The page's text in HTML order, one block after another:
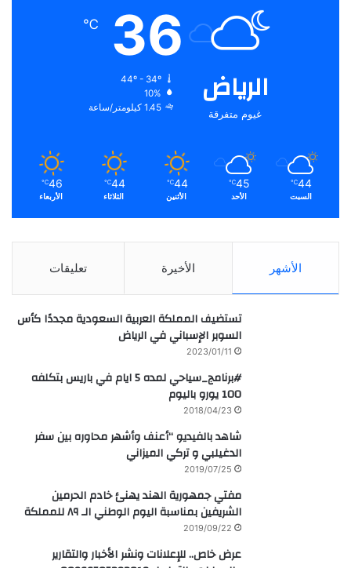
الرياض
غيوم متفرقة
36
℃
44º - 34º
10%
1.45 كيلومتر/ساعة
44
℃
السبت
45
℃
الأحد
44
℃
الأثنين
44
℃
الثلاثاء
46
℃
الأربعاء
الأشهر الأخيرة تعليقات
تستضيف المملكة العربية السعودية مجددًا كأس
السوبر الإسباني في الرياض
2023/01/11
#برنامج_سياحي لمده 5 ايام في باريس بتكلفه
100 يورو باليوم
2018/04/23
شاهد بالفيديو “أعنف وأشهر محاوره بين سفر
الدغيلبي و تركي الميزاني
2019/07/25
مفتي جمهورية الهند يهنئ خادم الحرمين
الشريفين بمناسبة اليوم الوطني الـ ٨٩ للمملكة
2019/09/22
عرض خاص.. للإعلانات ونشر الأخبار والتقارير